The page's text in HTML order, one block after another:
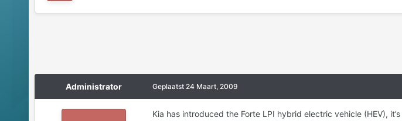
Administrator Geplaatst 24 Maart, 2009
Kia has introduced the Forte LPI hybrid electric vehicle (HEV),